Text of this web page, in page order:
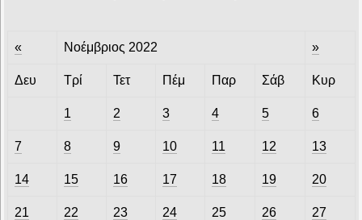
« Νοέμβριος 2022 »
Δευ Τρί Τετ Πέμ Παρ Σάβ Κυρ
1 2 3 4 5 6
7 8 9 10 11 12 13
14 15 16 17 18 19 20
21 22 23 24 25 26 27